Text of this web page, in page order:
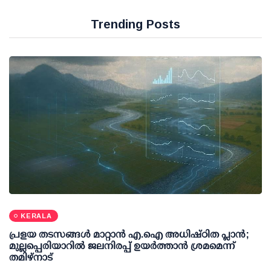
Trending Posts
KERALA
പ്രളയ തടസങ്ങള്‍ മാറ്റാന്‍ എ.ഐ അധിഷ്ഠിത പ്ലാന്‍;
മുല്ലപ്പെരിയാറില്‍ ജലനിരപ്പ് ഉയര്‍ത്താന്‍ ശ്രമമെന്ന്
തമിഴ്നാട്